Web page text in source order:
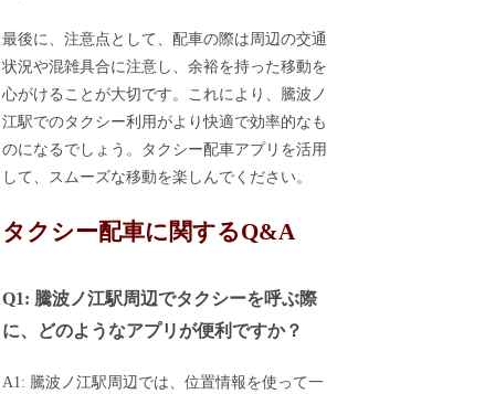
最後に、注意点として、配車の際は周辺の交通
状況や混雑具合に注意し、余裕を持った移動を
心がけることが大切です。これにより、騰波ノ
江駅でのタクシー利用がより快適で効率的なも
のになるでしょう。タクシー配車アプリを活用
して、スムーズな移動を楽しんでください。
タクシー配車に関するQ&A
Q1: 騰波ノ江駅周辺でタクシーを呼ぶ際
に、どのようなアプリが便利ですか？
A1: 騰波ノ江駅周辺では、位置情報を使って一